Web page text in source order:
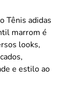
Tênis adidas
marrom é
looks,
e estilo ao